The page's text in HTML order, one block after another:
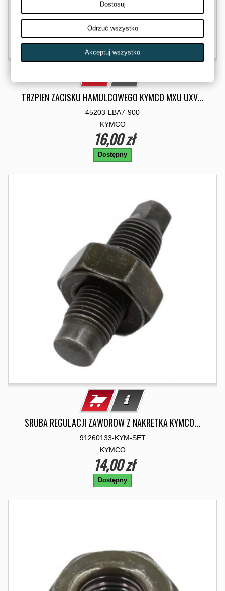
TRZPIEN ZACISKU HAMULCOWEGO KYMCO MXU UXV...
45203-LBA7-900
KYMCO
16,00 zł
Dostępny
SRUBA REGULACJI ZAWOROW Z NAKRETKA KYMCO...
91260133-KYM-SET
KYMCO
14,00 zł
Dostępny
Dostosuj
Odrzuć wszystko
Akceptuj wszystko